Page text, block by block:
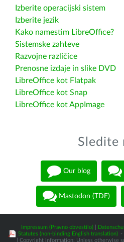
Izberite operacijski sistem
Izberite jezik
Kako namestim LibreOffice?
Sistemske zahteve
Razvojne različice
Prenosne izdaje in slike DVD
LibreOffice kot Flatpak
LibreOffice kot Snap
LibreOffice kot AppImage
Sledite
Our blog
Mastodon (TDF)
Impressum (Pravno obvestilo)|
Statutes (non-binding English translation) -
| Copyright information: Unless otherwise